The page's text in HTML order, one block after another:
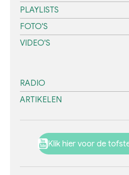
PLAYLISTS
FOTO'S
VIDEO'S
RADIO
ARTIKELEN
Klik hier voor de